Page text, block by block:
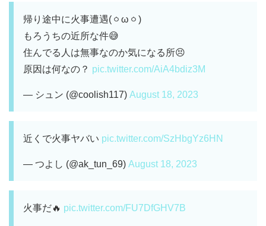
帰り途中に火事遭遇(⁠ㆁ⁠ω⁠ㆁ⁠)
もろうちの近所な件😅
住んでる人は無事なのか気になる所😣
原因は何なの？ pic.twitter.com/AiA4bdiz3M
— シュン (@coolish117) August 18, 2023
近くで火事ヤバい pic.twitter.com/SzHbgYz6HN
— つよし (@ak_tun_69) August 18, 2023
火事だ🔥 pic.twitter.com/FU7DfGHV7B